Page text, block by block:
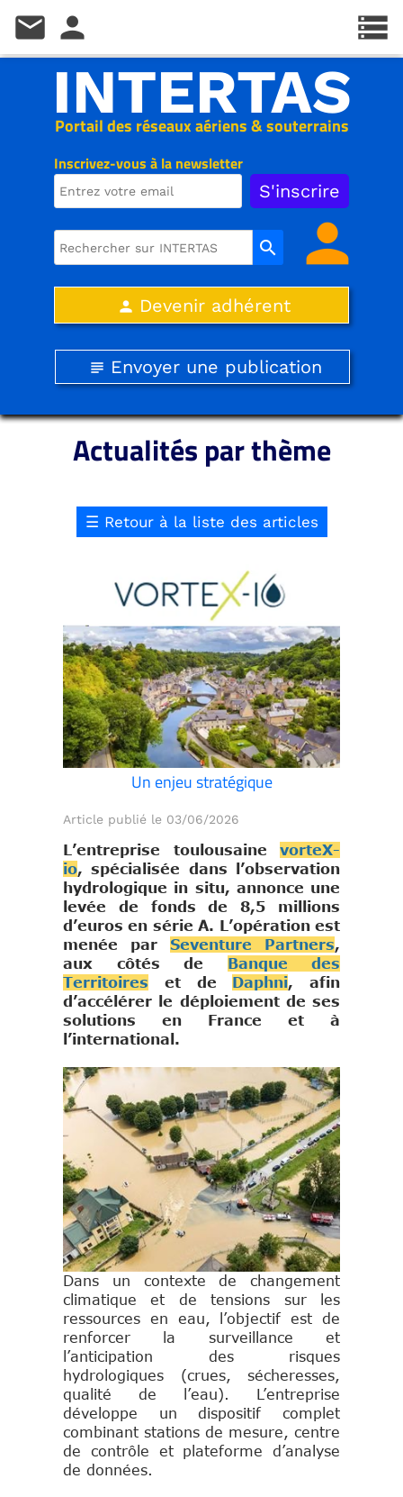
Inscrivez-vous à la newsletter
Portail des réseaux aériens & souterrains
INTERTAS
search person
person Devenir adhérent
subject Envoyer une publication
Actualités par thème
☰ Retour à la liste des articles
Un enjeu stratégique
Article publié le 03/06/2026
L’entreprise toulousaine vorteX-
io, spécialisée dans l’observation
hydrologique in situ, annonce une
levée de fonds de 8,5 millions
d’euros en série A. L’opération est
menée par Seventure Partners,
aux côtés de
Banque des
Territoires et de Daphni, afin
d’accélérer le déploiement de ses
solutions en France et à
l’international.
Dans un contexte de changement
climatique et de tensions sur les
ressources en eau, l’objectif est de
renforcer la surveillance et
l’anticipation des risques
hydrologiques (crues, sécheresses,
qualité de l’eau). L’entreprise
développe un dispositif complet
combinant stations de mesure, centre
de contrôle et plateforme d’analyse
de données.
storage
mail person